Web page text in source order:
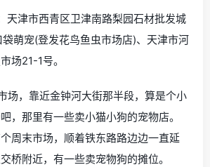
天津市西青区卫津南路梨园石材批发城
萌宠(登发花鸟鱼虫市场店)、天津市河
场21-1号。
场，靠近金钟河大街那半段，算是个小
，那里有一些卖小猫小狗的宠物店。
周末市场，顺着铁东路路边边一直延
桥附近，有一些卖宠物狗的摊位。